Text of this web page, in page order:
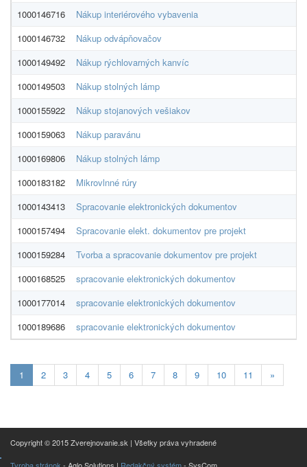
1000146716
Nákup interiérového vybavenia
1000146732
Nákup odvápňovačov
1000149492
Nákup rýchlovarných kanvíc
1000149503
Nákup stolných lámp
1000155922
Nákup stojanových vešiakov
1000159063
Nákup paravánu
1000169806
Nákup stolných lámp
1000183182
Mikrovlnné rúry
1000143413
Spracovanie elektronických dokumentov
1000157494
Spracovanie elekt. dokumentov pre projekt
1000159284
Tvorba a spracovanie dokumentov pre projekt
1000168525
spracovanie elektronických dokumentov
1000177014
spracovanie elektronických dokumentov
1000189686
spracovanie elektronických dokumentov
1 Aktualna-
stranka
2 3 4 5 6 7 8 9 10 11 »
Copyright © 2015 Zverejnovanie.sk | Všetky práva vyhradené